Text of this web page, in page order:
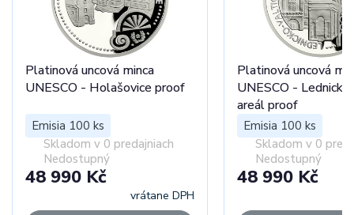
Platinová uncová minca
UNESCO - Holašovice proof
Emisia 100 ks
Skladom v 0 predajniach
Nedostupný
48 990 Kč
vrátane DPH
Platinová uncová
UNESCO -
areál proof
Emisia 100 ks
Skladom v 0
Nedostupný
48 990 Kč